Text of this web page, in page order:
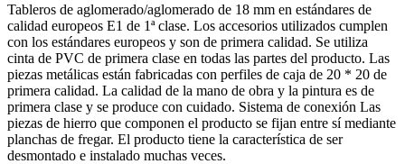
Tableros de aglomerado/aglomerado de 18 mm en estándares de
calidad europeos E1 de 1ª clase. Los accesorios utilizados cumplen
con los estándares europeos y son de primera calidad. Se utiliza
cinta de PVC de primera clase en todas las partes del producto. Las
piezas metálicas están fabricadas con perfiles de caja de 20 * 20 de
primera calidad. La calidad de la mano de obra y la pintura es de
primera clase y se produce con cuidado. Sistema de conexión Las
piezas de hierro que componen el producto se fijan entre sí mediante
planchas de fregar. El producto tiene la característica de ser
desmontado e instalado muchas veces.